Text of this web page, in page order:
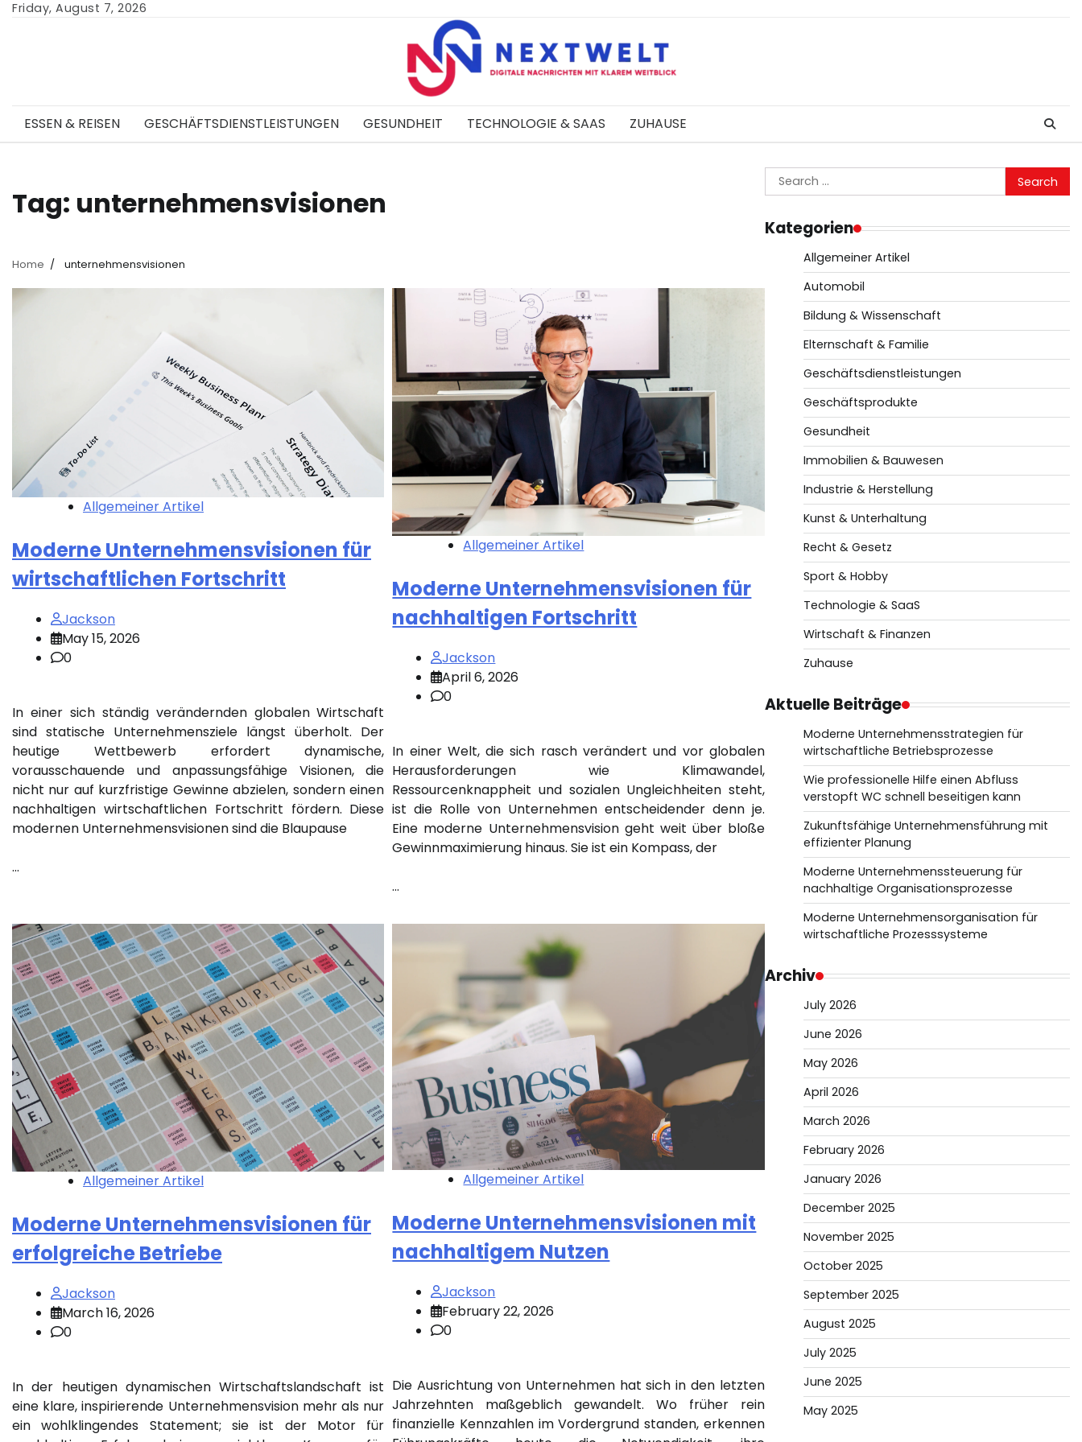
SkipFriday, August 7, 2026
ESSEN & REISEN GESCHÄFTSDIENSTLEISTUNGEN GESUNDHEIT TECHNOLOGIE & SAAS ZUHAUSE
Tag: unternehmensvisionen
Home unternehmensvisionen
Allgemeiner Artikel
Moderne Unternehmensvisionen für
wirtschaftlichen Fortschritt
Jackson
May 15, 2026
0
In einer sich ständig verändernden globalen Wirtschaft
sind statische Unternehmensziele längst überholt. Der
heutige Wettbewerb erfordert dynamische,
vorausschauende und anpassungsfähige Visionen, die
nicht nur auf kurzfristige Gewinne abzielen, sondern einen
nachhaltigen wirtschaftlichen Fortschritt fördern. Diese
modernen Unternehmensvisionen sind die Blaupause
…
Allgemeiner Artikel
Moderne Unternehmensvisionen für
nachhaltigen Fortschritt
Jackson
April 6, 2026
0
In einer Welt, die sich rasch verändert und vor globalen
Herausforderungen wie Klimawandel,
Ressourcenknappheit und sozialen Ungleichheiten steht,
ist die Rolle von Unternehmen entscheidender denn je.
Eine moderne Unternehmensvision geht weit über bloße
Gewinnmaximierung hinaus. Sie ist ein Kompass, der
…
Allgemeiner Artikel
Moderne Unternehmensvisionen für
erfolgreiche Betriebe
Jackson
March 16, 2026
0
In der heutigen dynamischen Wirtschaftslandschaft ist
eine klare, inspirierende Unternehmensvision mehr als nur
ein wohlklingendes Statement; sie ist der Motor für
Allgemeiner Artikel
Moderne Unternehmensvisionen mit
nachhaltigem Nutzen
Jackson
February 22, 2026
0
Die Ausrichtung von Unternehmen hat sich in den letzten
Jahrzehnten maßgeblich gewandelt. Wo früher rein
finanzielle Kennzahlen im Vordergrund standen, erkennen
Search
for:
Kategorien
Allgemeiner Artikel
Automobil
Bildung & Wissenschaft
Elternschaft & Familie
Geschäftsdienstleistungen
Geschäftsprodukte
Gesundheit
Immobilien & Bauwesen
Industrie & Herstellung
Kunst & Unterhaltung
Recht & Gesetz
Sport & Hobby
Technologie & SaaS
Wirtschaft & Finanzen
Zuhause
Aktuelle Beiträge
Moderne Unternehmensstrategien für
wirtschaftliche Betriebsprozesse
Wie professionelle Hilfe einen Abfluss
verstopft WC schnell beseitigen kann
Zukunftsfähige Unternehmensführung mit
effizienter Planung
Moderne Unternehmenssteuerung für
nachhaltige Organisationsprozesse
Moderne Unternehmensorganisation für
wirtschaftliche Prozesssysteme
Archiv
July 2026
June 2026
May 2026
April 2026
March 2026
February 2026
January 2026
December 2025
November 2025
October 2025
September 2025
August 2025
July 2025
June 2025
May 2025